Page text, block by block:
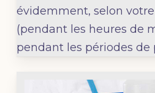
évidemment, selon
(pendant les heures de
pendant les périodes de